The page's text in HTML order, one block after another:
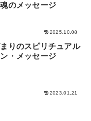
のメッセージ
2025.10.08
りのスピリチュアル
・メッセージ
2023.01.21